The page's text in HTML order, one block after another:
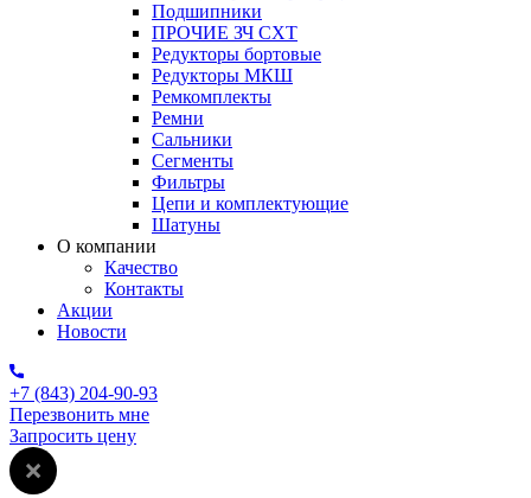
Подшипники
ПРОЧИЕ ЗЧ СХТ
Редукторы бортовые
Редукторы МКШ
Ремкомплекты
Ремни
Сальники
Сегменты
Фильтры
Цепи и комплектующие
Шатуны
О компании
Качество
Контакты
Акции
Новости
+7 (843) 204-90-93
Перезвонить мне
Запросить цену